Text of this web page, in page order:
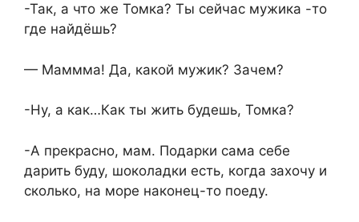
-Так, а что же Томка? Ты сейчас мужика -то
где найдёшь?
— Маммма! Да, какой мужик? Зачем?
-Ну, а как…Как ты жить будешь, Томка?
-А прекрасно, мам. Подарки сама себе
дарить буду, шоколадки есть, когда захочу и
сколько, на море наконец-то поеду.